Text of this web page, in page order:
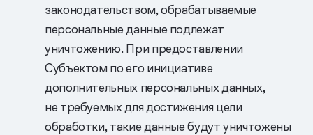
законодательством, обрабатываемые
персональные данные подлежат
уничтожению. При предоставлении
Субъектом по его инициативе
дополнительных персональных данных,
не требуемых для достижения цели
обработки, такие данные будут уничтожены